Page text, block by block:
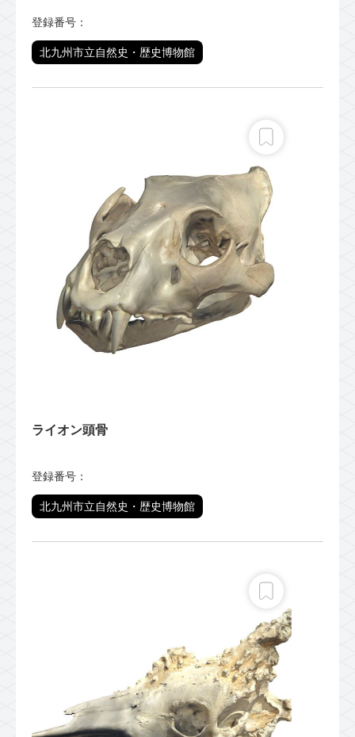
登録番号：
北九州市立自然史・歴史博物館
ライオン頭骨
登録番号：
北九州市立自然史・歴史博物館